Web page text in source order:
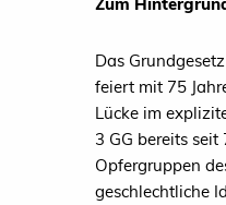
Das
feiert mit 75
Lücke im
3 GG bereits
Opfergruppen
geschlechtliche